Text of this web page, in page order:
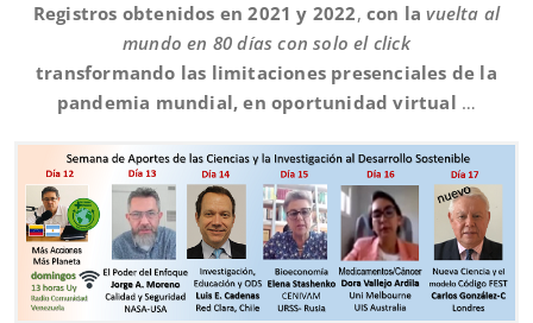
Registros obtenidos en 2021 y 2022, con la vuelta al
mundo en 80 días con solo el click
transformando las limitaciones presenciales de la
pandemia mundial, en oportunidad virtual …